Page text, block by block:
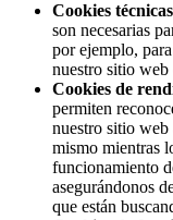
Cookies
son necesarias
por ejemplo,
nuestro sitio web
Cookies de
permiten
nuestro sitio web
mismo mientras
funcionamiento
asegurándonos
que están